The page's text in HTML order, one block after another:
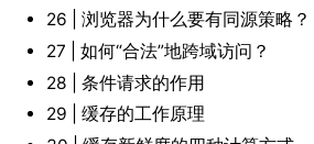
26 | 浏览器为什么要有同源策略？
27 | 如何“合法”地跨域访问？
28 | 条件请求的作用
29 | 缓存的工作原理